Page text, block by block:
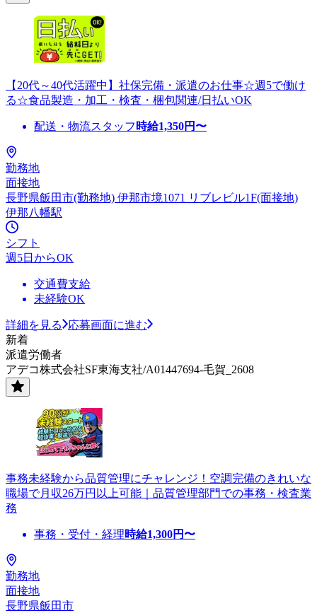
【20代～40代活躍中】社保完備・派遣のお仕事☆週5で働け
る☆食品製造・加工・検査・梱包関連/日払いOK
配送・物流スタッフ 時給1,350円〜
勤務地
面接地
長野県飯田市(勤務地) 伊那市境1071 リブレビル1F(面接地)
伊那八幡駅
シフト
週5日からOK
交通費支給
未経験OK
詳細を見る
応募画面に進む
新着
派遣労働者
アデコ株式会社SF東海支社/A01447694-毛賀_2608
事務未経験から品質管理にチャレンジ！空調完備のきれいな
職場で月収26万円以上可能｜品質管理部門での事務・検査業
務
事務・受付・経理時給1,300円〜
勤務地
面接地
長野県飯田市